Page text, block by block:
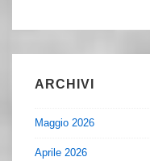
ARCHIVI
Maggio 2026
Aprile 2026